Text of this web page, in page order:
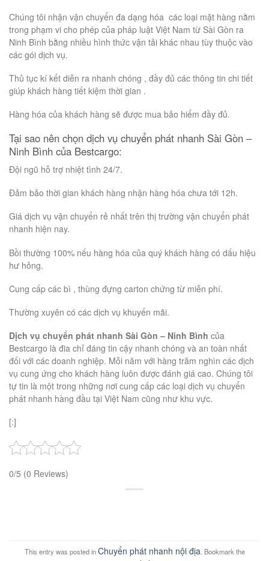
Chúng tôi nhận vận chuyển đa dạng hóa các loại mặt hàng nằm
trong phạm vi cho phép của pháp luật Việt Nam từ Sài Gòn ra
Ninh Bình bằng nhiều hình thức vận tải khác nhau tùy thuộc vào
các gói dịch vụ.
Thủ tục kí kết diễn ra nhanh chóng , đầy đủ các thông tin chi tiết
giúp khách hàng tiết kiệm thời gian .
Hàng hóa của khách hàng sẽ được mua bảo hiểm đầy đủ.
Tại sao nên chọn dịch vụ chuyển phát nhanh Sài Gòn –
Ninh Bình của Bestcargo:
Đội ngũ hỗ trợ nhiệt tình 24/7.
Đảm bảo thời gian khách hàng nhận hàng hóa chưa tới 12h.
Giá dịch vụ vận chuyển rẻ nhất trên thị trường vận chuyển phát
nhanh hiện nay.
Bồi thường 100% nếu hàng hóa của quý khách hàng có dấu hiệu
hư hỏng.
Cung cấp các bì , thùng đựng carton chứng từ miễn phí.
Thường xuyên có các dịch vụ khuyến mãi.
Dịch vụ chuyển phát nhanh Sài Gòn – Ninh Bình của
Bestcargo là đia chỉ đáng tin cậy nhanh chóng và an toàn nhất
đối với các doanh nghiệp. Mỗi năm với hàng trăm nghìn các dịch
vụ cung ứng cho khách hàng luôn được đánh giá cao. Chúng tôi
tự tin là một trong những nơi cung cấp các loại dịch vụ chuyển
phát nhanh hàng đầu tại Việt Nam cũng như khu vực.
[:]
0/5 (0 Reviews)
This entry was posted inChuyển phát nhanh nội địa . Bookmark the